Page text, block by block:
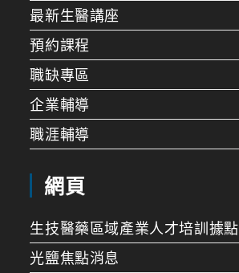
最新生醫講座
預約課程
職缺專區
企業輔導
職涯輔導
網頁
生技醫藥區域產業人才培訓據點
光鹽焦點消息